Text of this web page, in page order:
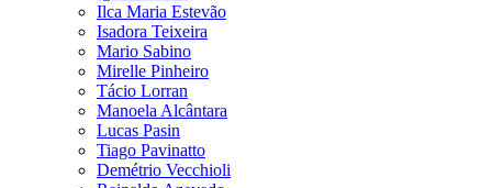
Ilca Maria Estevão
Isadora Teixeira
Mario Sabino
Mirelle Pinheiro
Tácio Lorran
Manoela Alcântara
Lucas Pasin
Tiago Pavinatto
Demétrio Vecchioli